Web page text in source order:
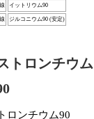
イットリウム90
ジルコニウム90 (安定)
トロンチウム